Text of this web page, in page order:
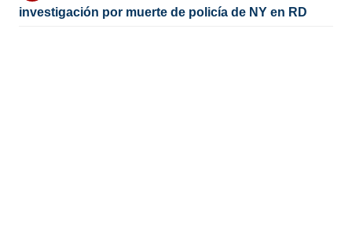
investigación por muerte de policía de NY en RD